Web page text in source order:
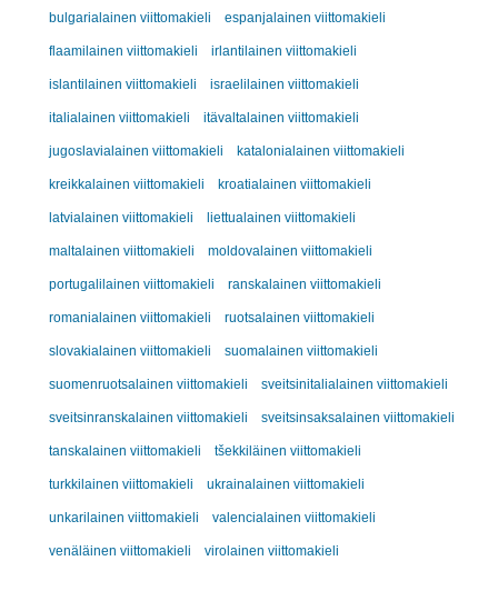
bulgarialainen viittomakieli espanjalainen viittomakieli
flaamilainen viittomakieli irlantilainen viittomakieli
islantilainen viittomakieli israelilainen viittomakieli
italialainen viittomakieli itävaltalainen viittomakieli
jugoslavialainen viittomakieli katalonialainen viittomakieli
kreikkalainen viittomakieli kroatialainen viittomakieli
latvialainen viittomakieli liettualainen viittomakieli
maltalainen viittomakieli moldovalainen viittomakieli
portugalilainen viittomakieli ranskalainen viittomakieli
romanialainen viittomakieli ruotsalainen viittomakieli
slovakialainen viittomakieli suomalainen viittomakieli
suomenruotsalainen viittomakieli sveitsinitalialainen viittomakieli
sveitsinranskalainen viittomakieli sveitsinsaksalainen viittomakieli
tanskalainen viittomakieli tšekkiläinen viittomakieli
turkkilainen viittomakieli ukrainalainen viittomakieli
unkarilainen viittomakieli valencialainen viittomakieli
venäläinen viittomakieli virolainen viittomakieli